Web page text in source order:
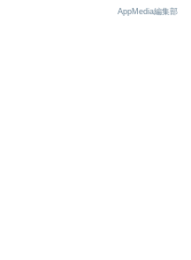
AppMedia編集部